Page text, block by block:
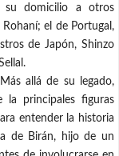
su domicilio a otros
el de Portugal,
de Japón, Shinzo
allá de su legado,
la principales figuras
entender la historia
de Birán, hijo de un